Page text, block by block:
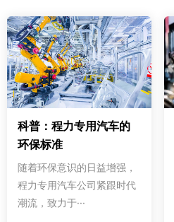
科普：程力专用汽车的
环保标准
随着环保意识的日益增强，
程力专用汽车公司紧跟时代
潮流，致力于···